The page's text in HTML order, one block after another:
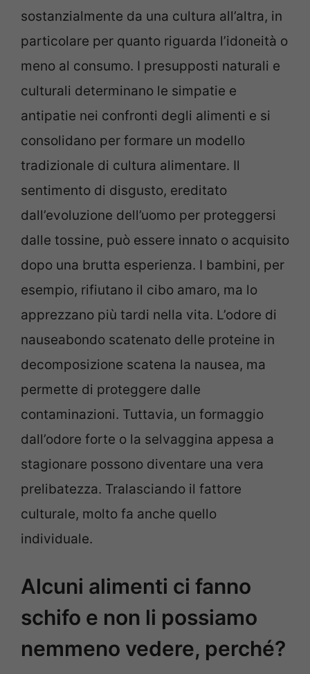
sostanzialmente da una cultura all’altra, in
particolare per quanto riguarda l’idoneità o
meno al consumo. I presupposti naturali e
culturali determinano le simpatie e
antipatie nei confronti degli alimenti e si
consolidano per formare un modello
tradizionale di cultura alimentare. Il
sentimento di disgusto, ereditato
dall’evoluzione dell’uomo per proteggersi
dalle tossine, può essere innato o acquisito
dopo una brutta esperienza. I bambini, per
esempio, rifiutano il cibo amaro, ma lo
apprezzano più tardi nella vita. L’odore di
nauseabondo scatenato delle proteine in
decomposizione scatena la nausea, ma
permette di proteggere dalle
contaminazioni. Tuttavia, un formaggio
dall’odore forte o la selvaggina appesa a
stagionare possono diventare una vera
prelibatezza. Tralasciando il fattore
culturale, molto fa anche quello
individuale.
Alcuni alimenti ci fanno
schifo e non li possiamo
nemmeno vedere, perché?